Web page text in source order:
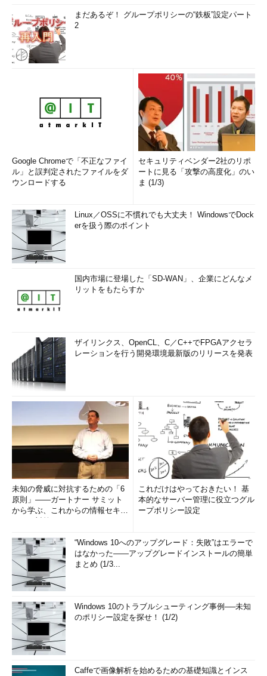
まだあるぞ！ グループポリシーの“鉄板”設定パート
2
Google Chromeで「不正なファイ
ル」と誤判定されたファイルをダ
ウンロードする
セキュリティベンダー2社のリポ
ートに見る「攻撃の高度化」のい
ま (1/3)
Linux／OSSに不慣れでも大丈夫！ WindowsでDock
erを扱う際のポイント
国内市場に登場した「SD-WAN」、企業にどんなメ
リットをもたらすか
ザイリンクス、OpenCL、C／C++でFPGAアクセラ
レーションを行う開発環境最新版のリリースを発表
未知の脅威に対抗するための「6
原則」――ガートナー サミット
から学ぶ、これからの情報セキュ
これだけはやっておきたい！ 基
本的なサーバー管理に役立つグル
ープポリシー設定
“Windows 10へのアップグレード：失敗”はエラーで
はなかった――アップグレードインストールの簡単
まとめ (1/3...
Windows 10のトラブルシューティング事例──未知
のポリシー設定を探せ！ (1/2)
Caffeで画像解析を始めるための基礎知識とインス